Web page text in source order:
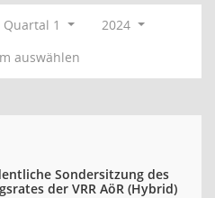
Quartal 1
2024
auswählen
Sondersitzung des
der VRR AöR (Hybrid)